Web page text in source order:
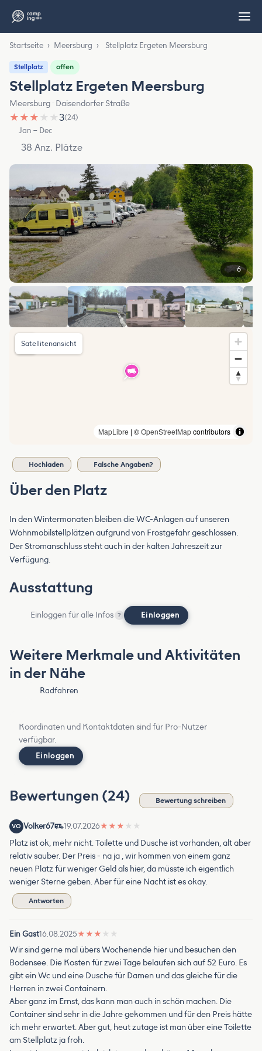
Startseite › Meersburg › Stellplatz Ergeten Meersburg
Stellplatz offen
Stellplatz Ergeten Meersburg
Meersburg · Daisendorfer Straße
★ ★ ★ ★ ★3(24)
Jan – Dec
38 Anz. Plätze
6
MapLibre | ©OpenStreetMapcontributors
Satellitenansicht
Hochladen Falsche Angaben?
Über den Platz
In den Wintermonaten bleiben die WC-Anlagen auf unseren
Wohnmobilstellplätzen aufgrund von Frostgefahr geschlossen.
Der Stromanschluss steht auch in der kalten Jahreszeit zur
Verfügung.
Ausstattung
Einloggen für alle Infos ? Einloggen
Weitere Merkmale und Aktivitäten
in der Nähe
Radfahren
Koordinaten und Kontaktdaten sind für Pro-Nutzer
verfügbar.
Einloggen
Bewertungen (24) Bewertung schreiben
VO Volker67 19.07.2026★ ★ ★ ★ ★
Platz ist ok, mehr nicht. Toilette und Dusche ist vorhanden, alt aber
relativ sauber. Der Preis - na ja , wir kommen von einem ganz
neuen Platz für weniger Geld als hier, da müsste ich eigentlich
weniger Sterne geben. Aber für eine Nacht ist es okay.
Antworten
Ein Gast16.08.2025★ ★ ★ ★ ★
Wir sind gerne mal übers Wochenende hier und besuchen den
Bodensee. Die Kosten für zwei Tage belaufen sich auf 52 Euro. Es
gibt ein Wc und eine Dusche für Damen und das gleiche für die
Herren in zwei Containern.
Aber ganz im Ernst, das kann man auch in schön machen. Die
Container sind sehr in die Jahre gekommen und für den Preis hätte
ich mehr erwartet. Aber gut, heut zutage ist man über eine Toilette
am Stellplatz ja froh.